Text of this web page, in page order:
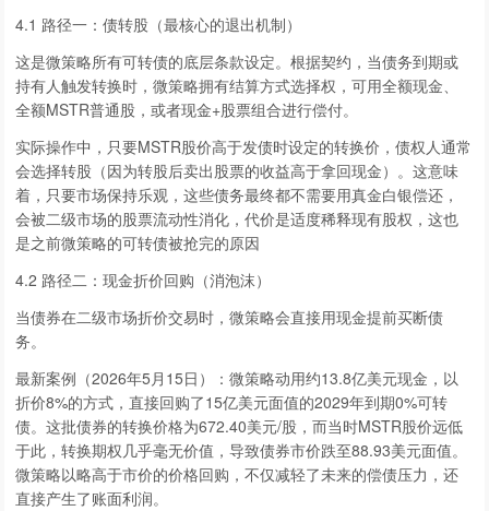
4.1 路径一：债转股（最核心的退出机制）
这是微策略所有可转债的底层条款设定。根据契约，当债务到期或
持有人触发转换时，微策略拥有结算方式选择权，可用全额现金、
全额MSTR普通股，或者现金+股票组合进行偿付。
实际操作中，只要MSTR股价高于发债时设定的转换价，债权人通常
会选择转股（因为转股后卖出股票的收益高于拿回现金）。这意味
着，只要市场保持乐观，这些债务最终都不需要用真金白银偿还，
会被二级市场的股票流动性消化，代价是适度稀释现有股权，这也
是之前微策略的可转债被抢完的原因
4.2 路径二：现金折价回购（消泡沫）
当债券在二级市场折价交易时，微策略会直接用现金提前买断债
务。
最新案例（2026年5月15日）：微策略动用约13.8亿美元现金，以
折价8%的方式，直接回购了15亿美元面值的2029年到期0%可转
债。这批债券的转换价格为672.40美元/股，而当时MSTR股价远低
于此，转换期权几乎毫无价值，导致债券市价跌至88.93美元面值。
微策略以略高于市价的价格回购，不仅减轻了未来的偿债压力，还
直接产生了账面利润。